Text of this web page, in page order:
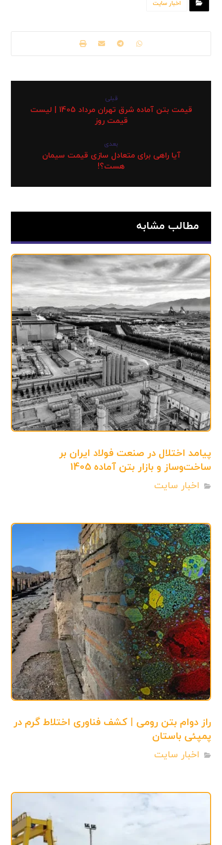
اخبار سایت
قبلی
قیمت بتن آماده شرق تهران مرداد 1405 | لیست
قیمت روز
بعدی
آیا راهی برای متعادل سازی قیمت سیمان
هست؟!
مطالب مشابه
پیامد اختلال در صنعت فولاد ایران بر
ساخت‌وساز و بازار بتن آماده 1405
اخبار سایت
راز دوام بتن رومی | کشف فناوری اختلاط گرم در
پمپئی باستان
اخبار سایت